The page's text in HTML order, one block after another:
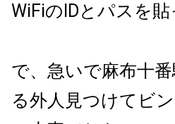
WiFiのIDとパスを
で、急いで麻布十
る外人見つけてビ